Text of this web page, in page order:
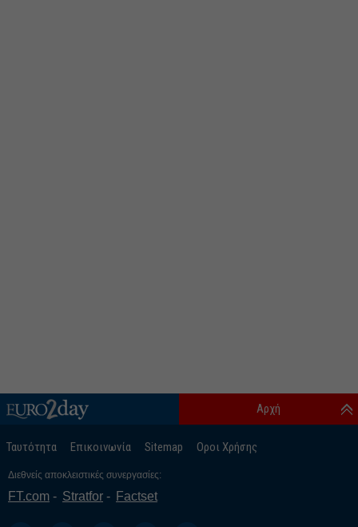
Ταυτότητα Επικοινωνία Sitemap Οροι Χρήσης
Αρχή
Διεθνείς αποκλειστικές συνεργασίες:
FT.com Stratfor Factset